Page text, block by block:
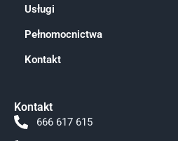
Usługi
Pełnomocnictwa
Kontakt
Kontakt
666 617 615